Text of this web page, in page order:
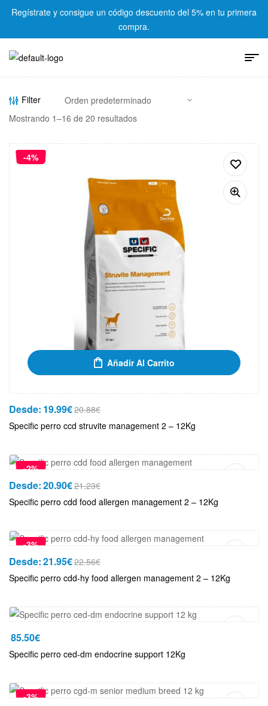
Regístrate y consigue un código descuento del 5% en tu primera
compra.
Filter
Mostrando 1–16 de 20 resultados
-4%
Añadir Al Carrito
Desde: 19.99€20.88€
Specific perro ccd struvite management 2 – 12Kg
-2%
Desde:20.90€21.23€
Specific perro cdd food allergen management 2 – 12Kg
-3%
Desde:21.95€22.56€
Specific perro cdd-hy food allergen management 2 – 12Kg
85.50€
Specific perro ced-dm endocrine support 12Kg
-3%